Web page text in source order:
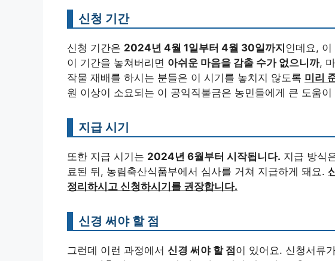
신청 기간
신청 기간은 2024년 4월 1일부터 4월 30일까지 인데요,
이 기간을 놓쳐버리면 아쉬운 마음을 감출 수가 없으니까,
작물 재배를 하시는 분들은 이 시기를 놓치지 않도록 미리
원 이상이 소요되는 이 공익직불금은 농민들에게 큰 도움이
지급 시기
또한 지급 시기는 2024년 6월부터 시작됩니다. 지급 방식
료된 뒤, 농림축산식품부에서 심사를 거쳐 지급하게 돼요.
정리하시고 신청하시기를 권장합니다.
신경 써야 할 점
그런데 이런 과정에서 신경 써야 할 점 이 있어요. 신청서류